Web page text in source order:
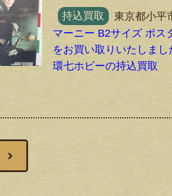
持込買取
東京都小平
マーニー B2サイズ ポス
をお買い取りいたしまし
環七ホビーの持込買取